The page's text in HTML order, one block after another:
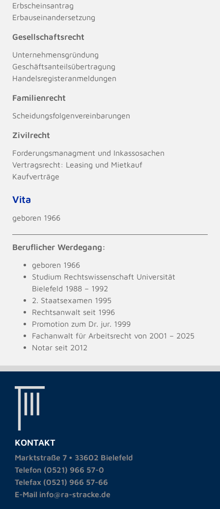
Erbscheinsantrag
Erbauseinandersetzung
Gesellschaftsrecht
Unternehmensgründung
Geschäftsanteilsübertragung
Handelsregisteranmeldungen
Familienrecht
Scheidungsfolgenvereinbarungen
Zivilrecht
Forderungsmanagment und Inkassosachen
Vertragsrecht: Leasing und Mietkauf
Kaufverträge
Vita
geboren 1966
Beruflicher Werdegang:
geboren 1966
Studium Rechtswissenschaft Universität
Bielefeld 1988 – 1992
2. Staatsexamen 1995
Rechtsanwalt seit 1996
Promotion zum Dr. jur. 1999
Fachanwalt für Arbeitsrecht von 2001 – 2025
Notar seit 2012
KONTAKT
Marktstraße 7 • 33602 Bielefeld
Telefon (0521) 966 57-0
Telefax (0521) 966 57-66
E-Mail info@ra-stracke.de